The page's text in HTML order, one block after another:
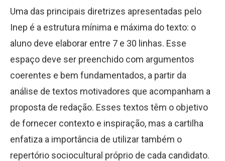
Uma das principais diretrizes apresentadas pelo
Inep é a estrutura mínima e máxima do texto: o
aluno deve elaborar entre 7 e 30 linhas. Esse
espaço deve ser preenchido com argumentos
coerentes e bem fundamentados, a partir da
análise de textos motivadores que acompanham a
proposta de redação. Esses textos têm o objetivo
de fornecer contexto e inspiração, mas a cartilha
enfatiza a importância de utilizar também o
repertório sociocultural próprio de cada candidato.